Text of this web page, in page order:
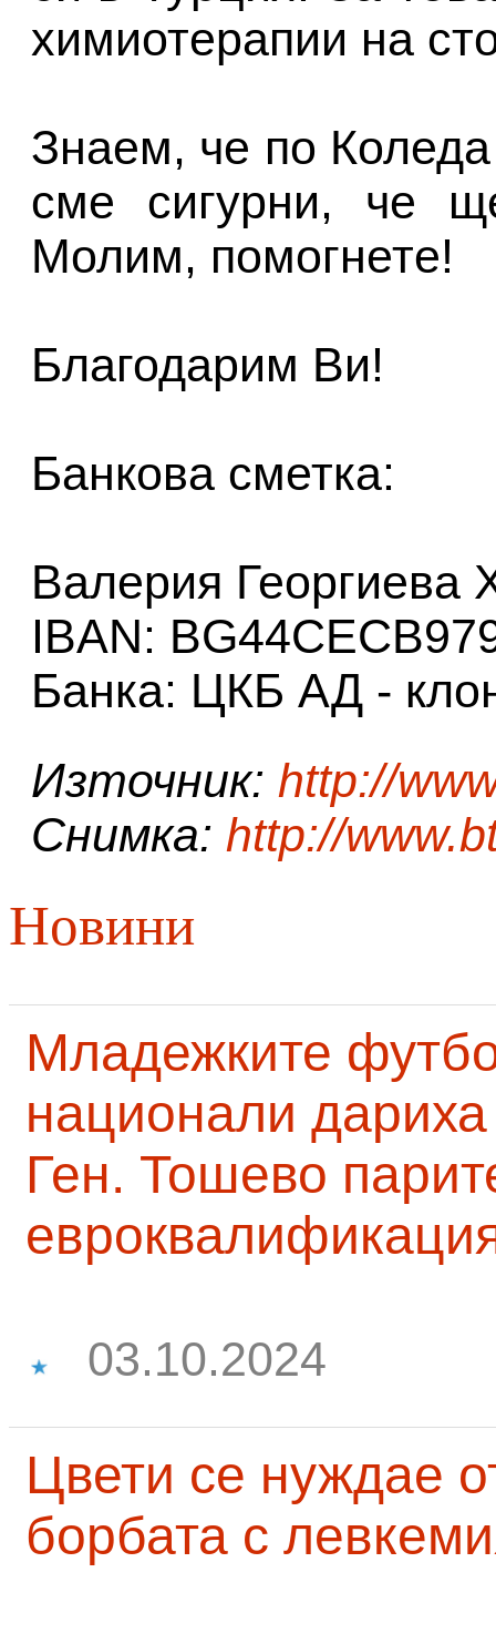
химиотерапии на
Знаем, че по
сме сигурни, че
Молим, помогнете!
Благодарим Ви!
Банкова сметка:
Валерия Георгиева
IBAN:
Банка: ЦКБ АД -
Източник: http://
Снимка: http://
Новини
Младежките
национали
Ген. Тошево
03.10.2024
Цвети се нуждае
борбата с